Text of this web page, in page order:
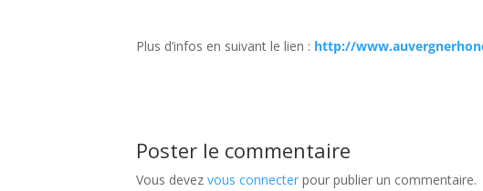
Plus d’infos en suivant le lien : http://
Poster le commentaire
Vous devezvous connecter pour publier un commentaire.